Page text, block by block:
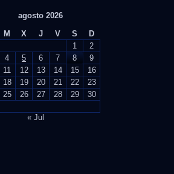
agosto 2026
M X J V S
D
1
2
4 5 6 7 8
9
11 12 13 14 15
16
18 19 20 21 22
23
25 26 27 28 29
30
« Jul